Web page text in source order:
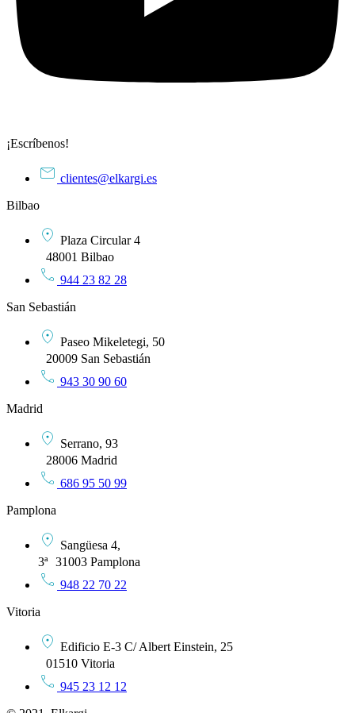
¡Escríbenos!
clientes@elkargi.es
Bilbao
Plaza Circular 4
48001 Bilbao
944 23 82 28
San Sebastián
Paseo Mikeletegi, 50
20009 San Sebastián
943 30 90 60
Madrid
Serrano, 93
28006 Madrid
686 95 50 99
Pamplona
Sangüesa 4,
3ª 31003 Pamplona
948 22 70 22
Vitoria
Edificio E-3 C/ Albert Einstein, 25
01510 Vitoria
945 23 12 12